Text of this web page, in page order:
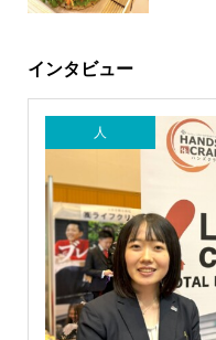
インタビュー
人